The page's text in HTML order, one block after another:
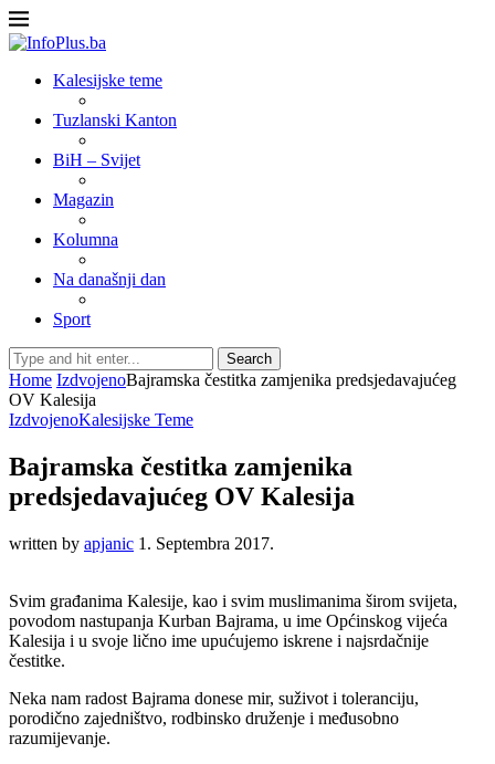
Kalesijske teme
Tuzlanski Kanton
BiH – Svijet
Magazin
Kolumna
Na današnji dan
Sport
Search
Home IzdvojenoBajramska čestitka zamjenika predsjedavajućeg
OV Kalesija
IzdvojenoKalesijske Teme
Bajramska čestitka zamjenika
predsjedavajućeg OV Kalesija
written by apjanic 1. Septembra 2017.
Svim građanima Kalesije, kao i svim muslimanima širom svijeta,
povodom nastupanja Kurban Bajrama, u ime Općinskog vijeća
Kalesija i u svoje lično ime upućujemo iskrene i najsrdačnije
čestitke.
Neka nam radost Bajrama donese mir, suživot i toleranciju,
porodično zajedništvo, rodbinsko druženje i međusobno
razumijevanje.